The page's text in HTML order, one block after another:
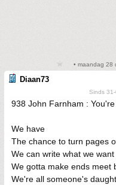
• maandag 28
Diaan73
Sinds
938 John Farnham :
We have
The chance to turn pages
We can write what we
We gotta make ends meet
We're all someone's